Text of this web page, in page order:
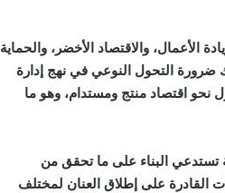
الأعمال، والاقتصاد الأخضر، والحماية
ضرورة التحول النوعي في نهج إدارة
نحو اقتصاد منتج ومستدام، وهو ما
تستدعي البناء على ما تحقق من
القادرة على إطلاق العنان لمختلف